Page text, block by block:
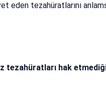
eden tezahüratlarını
tezahüratları hak